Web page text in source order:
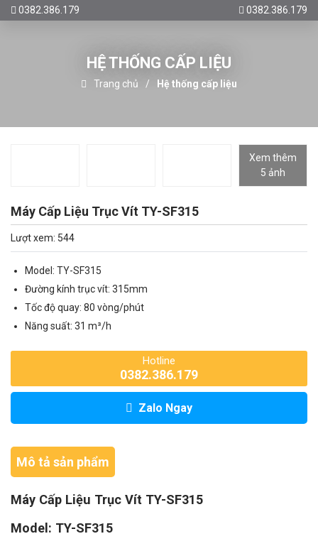
0382.386.179 0382.386.179
HỆ THỐNG CẤP LIỆU
Trang chủ Hệ thống cấp liệu
Xem thêm
5 ảnh
Máy Cấp Liệu Trục Vít TY-SF315
Lượt xem: 544
Model: TY-SF315
Đường kính trục vít: 315mm
Tốc độ quay: 80 vòng/phút
Năng suất: 31 m³/h
Hotline
0382.386.179
Zalo Ngay
Mô tả sản phẩm
Máy Cấp Liệu Trục Vít TY-SF315
Model: TY-SF315